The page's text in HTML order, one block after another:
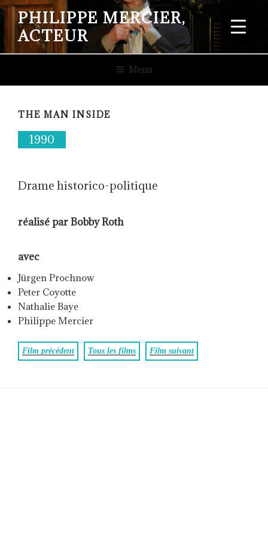
Aller
contenu
principal
PHILIPPE MERCIER,
ACTEUR
Menu
THE MAN INSIDE
1990
Drame historico-politique
réalisé par Bobby Roth
avec
Jürgen Prochnow
Peter Coyotte
Nathalie Baye
Philippe Mercier
Film précédent Tous les films Film suivant